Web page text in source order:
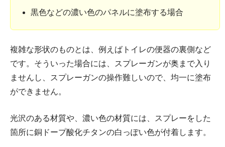
黒色などの濃い色のパネルに塗布する場合
複雑な形状のものとは、例えばトイレの便器の裏側など
です。そういった場合には、スプレーガンが奥まで入り
ませんし、スプレーガンの操作難しいので、均一に塗布
ができません。
光沢のある材質や、濃い色の材質には、スプレーをした
箇所に銅ドープ酸化チタンの白っぽい色が付着します。